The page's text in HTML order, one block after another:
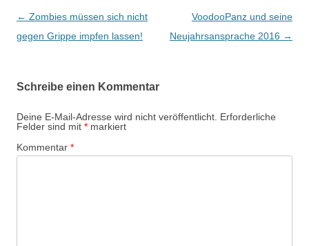
Beitragsnavigation
← Zombies müssen sich nicht
gegen Grippe impfen lassen!
VoodooPanz und seine
Neujahrsansprache 2016 →
Schreibe einen Kommentar
Deine E-Mail-Adresse wird nicht veröffentlicht. Erforderliche
Felder sind mit * markiert
Kommentar *